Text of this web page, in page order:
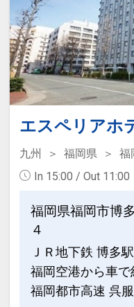
ントにてお申し
朝食料金：
です。
設定期間：
3日
インターネット
エスペリアホ
九州 福岡県 福
In 15:00 / Out 11:00
福岡県福岡市博
４
ＪＲ地下鉄 博多
福岡空港から車で
福岡都市高速 呉